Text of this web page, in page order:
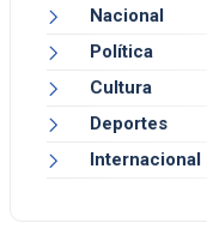
Nacional
Política
Cultura
Deportes
Internacional